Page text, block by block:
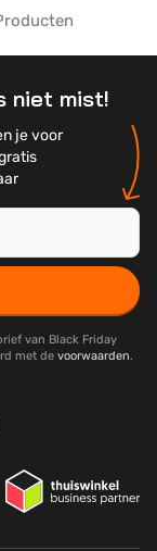
niet mist!
je voor
van Black Friday
met de voorwaarden.